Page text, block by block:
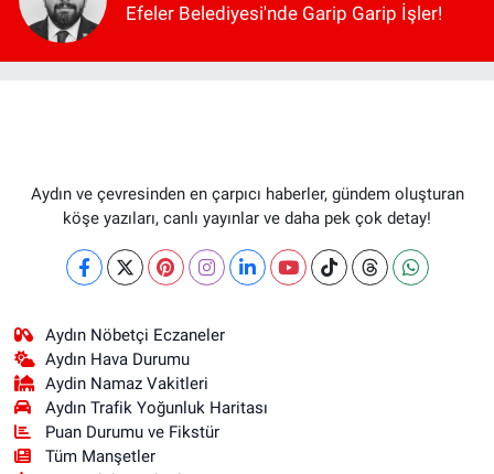
Efeler Belediyesi'nde Garip Garip İşler!
Aydın ve çevresinden en çarpıcı haberler, gündem oluşturan
köşe yazıları, canlı yayınlar ve daha pek çok detay!
Aydın Nöbetçi Eczaneler
Aydın Hava Durumu
Aydin Namaz Vakitleri
Aydın Trafik Yoğunluk Haritası
Puan Durumu ve Fikstür
Tüm Manşetler